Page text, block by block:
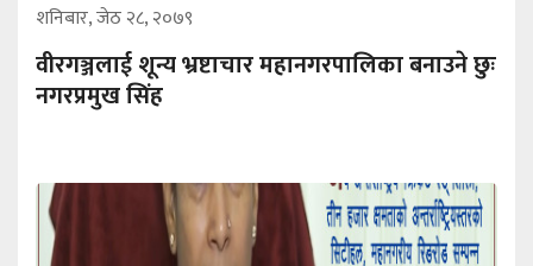
शनिबार, जेठ २८, २०७९
वीरगञ्जलाई शून्य भ्रष्टाचार महानगरपालिका बनाउने छुः
नगरप्रमुख सिंह